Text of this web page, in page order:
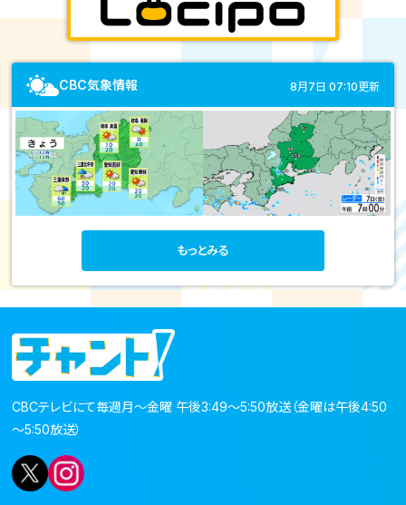
CBC気象情報 8月7日 07:10更新
もっとみる
CBCテレビにて毎週月～金曜 午後3:49～5:50放送（金曜は午後4:50
～5:50放送）